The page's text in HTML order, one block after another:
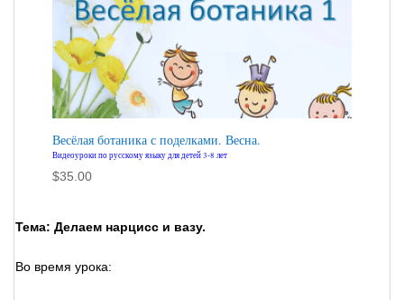
Весёлая ботаника с поделками. Весна.
Видеоуроки по русскому языку для детей 3-8 лет
$35.00
Тема: Делаем нарцисс и вазу.
Во время урока: